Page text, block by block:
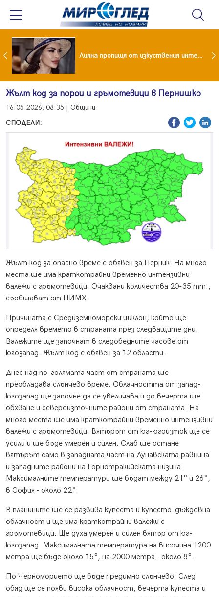
Популярен риалити герой заряза жена си заради друга Лияна пропищя от изкуствения интелект
Жълт код за порои и гръмотевици в Пернишко
16.05.2026, 08:35 | Общини
СПОДЕЛИ:
Жълт код за опасно време е обявен за Перник. На много
места ще има краткотрайни временно интензивни
валежи с гръмотевици. Очаквани количества 20-35 mm.,
съобщават от НИМХ.
Причината е Средиземноморски циклон, който ще
определя времето в страната през следващите дни.
Валежите ще започнат в следобедните часове от
югозапад. Жълт код е обявен за 12 области.
Днес над по-голямата част от страната ще
преобладава слънчево време. Облачността от запад-
югозапад ще започне да се увеличава и до вечерта ще
обхване и североизточните райони от страната. На
много места ще има краткотрайни временно интензивни
валежи с гръмотевици. Вятърът от юг-югоизток ще се
усили и ще бъде умерен и силен. Слаб ще остане
вятърът само в западната част на Дунавската равнина
и западните райони на Горнотракийската низина.
Максималните температури ще бъдат между 21° и 26°,
в София - около 22°.
В планините ще се развива купеста и купесто-дъждовна
облачност и ще има краткотрайни валежи с
гръмотевици. Ще духа умерен и силен вятър от юг-
югозапад. Максималната температура на височина 1200
метра ще бъде около 15°, на 2000 метра - около 8°.
По Черноморието ще бъде предимно слънчево. След
обяд ще се появи висока облачност, вечерта купеста и